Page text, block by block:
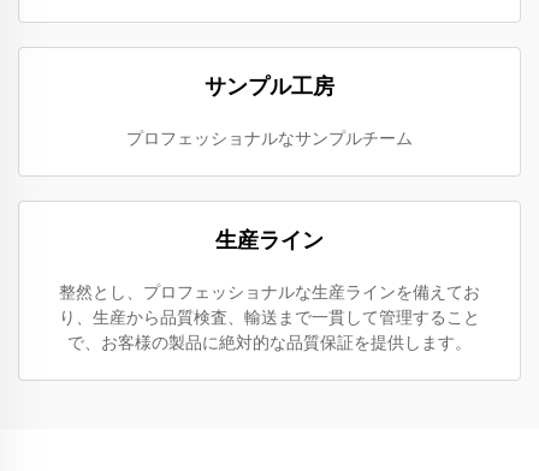
サンプル工房
プロフェッショナルなサンプルチーム
生産ライン
整然とし、プロフェッショナルな生産ラインを備えてお
り、生産から品質検査、輸送まで一貫して管理すること
で、お客様の製品に絶対的な品質保証を提供します。